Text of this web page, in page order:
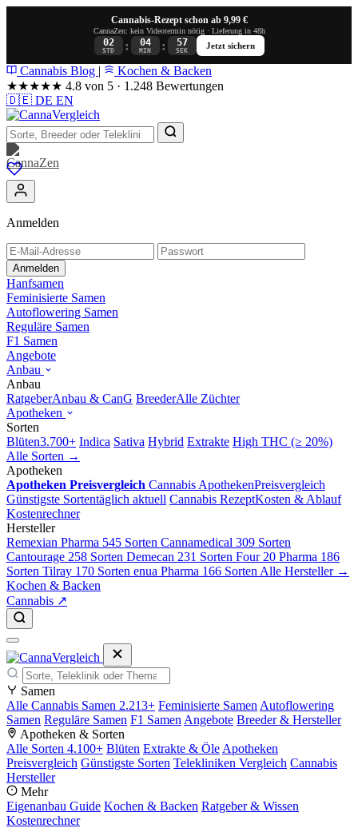
Cannabis-Rezept schon ab 9,99 €
CannaZen: kein Videotermin nötig · Lieferung in 48h
02
STD : 04
MIN : 57
SEK
Jetzt sichern
Cannabis Blog |
Kochen & Backen
★★★★★ 4.8 von 5 · 1.248 Bewertungen
🇩🇪 DE EN
Anmelden
Anmelden
Hanfsamen
Feminisierte Samen
Autoflowering Samen
Reguläre Samen
F1 Samen
Angebote
Anbau
Anbau
RatgeberAnbau & CanG BreederAlle Züchter
Apotheken
Sorten
Blüten3.700+ Indica Sativa Hybrid Extrakte High THC (≥ 20%)
Alle Sorten →
Apotheken
Apotheken Preisvergleich Cannabis ApothekenPreisvergleich
Günstigste Sortentäglich aktuell Cannabis RezeptKosten & Ablauf
Kostenrechner
Hersteller
Remexian Pharma 545 Sorten Cannamedical 309 Sorten
Cantourage 258 Sorten Demecan 231 Sorten Four 20 Pharma 186
Sorten Tilray 170 Sorten enua Pharma 166 Sorten Alle Hersteller →
Kochen & Backen
Cannabis ↗
Samen
Alle Cannabis Samen 2.213+ Feminisierte Samen Autoflowering
Samen Reguläre Samen F1 Samen Angebote Breeder & Hersteller
Apotheken & Sorten
Alle Sorten 4.100+ Blüten Extrakte & Öle Apotheken
Preisvergleich Günstigste Sorten Telekliniken Vergleich Cannabis
Hersteller
Mehr
Eigenanbau Guide Kochen & Backen Ratgeber & Wissen
Kostenrechner